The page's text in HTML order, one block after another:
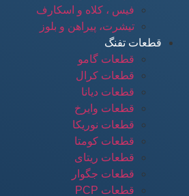
فیس ، کلاه و اسکارف
تیشرت، پیراهن و بلوز
قطعات تفنگ
قطعات گامو
قطعات کرال
قطعات دیانا
قطعات وایرخ
قطعات نوریکا
قطعات کومتا
قطعات ریتای
قطعات جگوار
قطعات PCP